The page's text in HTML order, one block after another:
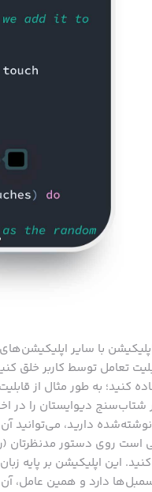
با سایر
کنید؛ به طور مثال از
شتاب‌سنج دیوایستان را در
دارید، می‌توانید
است روی دستور مدنظرتان
دارد و همین عامل،